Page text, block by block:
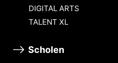
DIGITAL ARTS
TALENT XL
Scholen